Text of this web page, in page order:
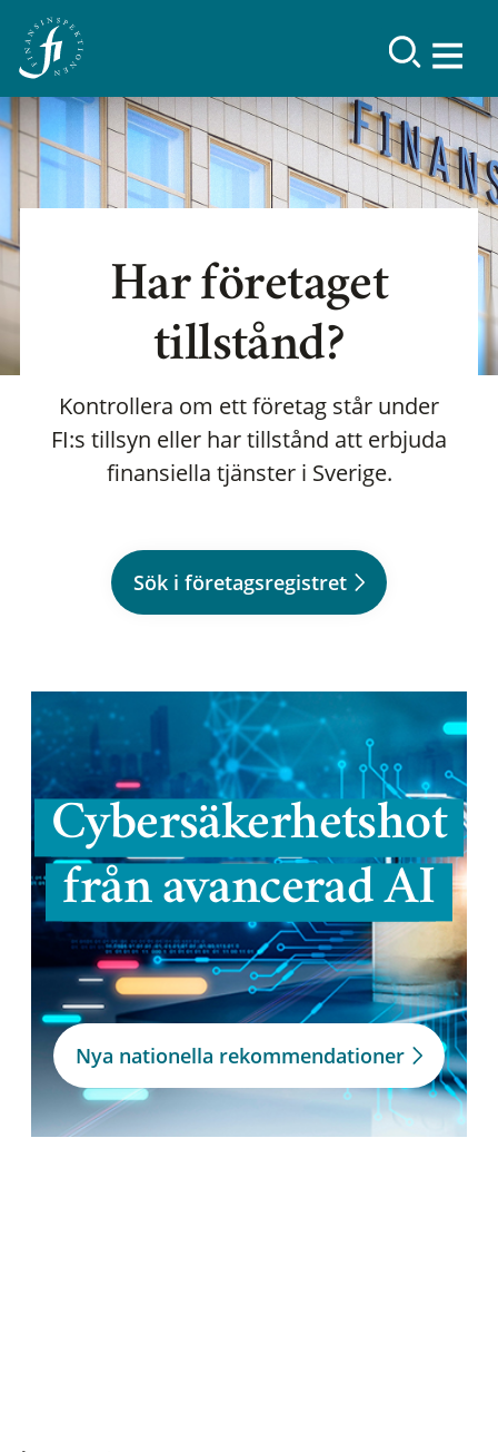
Har företaget
tillstånd?
Kontrollera om ett företag står under
FI:s tillsyn eller har tillstånd att erbjuda
finansiella tjänster i Sverige.
Sök i företagsregistret
Cybersäkerhetshot
från avancerad AI
Nya nationella rekommendationer